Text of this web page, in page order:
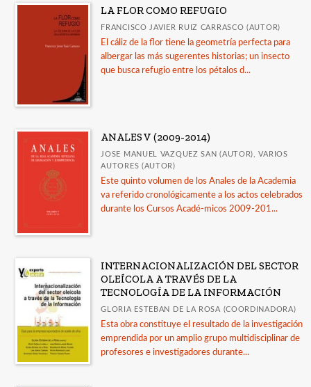
CATÁLOGOS
Guía de uso de la IA en la revisión por pares
LORCA. Catálogo de publicaciones
Guía Comares sobre uso de inteligencia artificial
en las publicaciones académicas
Publicados en 2025
Ver todos... (15)
LA FLOR COMO REFUGIO
FRANCISCO JAVIER RUIZ CARRASCO (AUTOR)
El cáliz de la flor tiene la geometría perfecta para
albergar las más sugerentes historias; un insecto
que busca refugio entre los pétalos d...
ANALES V (2009-2014)
JOSE MANUEL VAZQUEZ SAN (AUTOR), VARIOS
AUTORES (AUTOR)
Este quinto volumen de los Anales de la Academia
va referido cronológicamente a los actos celebrados
durante los Cursos Acadé-micos 2009-201...
INTERNACIONALIZACIÓN DEL SECTOR
OLEÍCOLA A TRAVÉS DE LA
TECNOLOGÍA DE LA INFORMACIÓN
GLORIA ESTEBAN DE LA ROSA (COORDINADORA)
Esta obra constituye el resultado de la investigación
emprendida por un amplio grupo multidisciplinar de
profesores e investigadores durante...